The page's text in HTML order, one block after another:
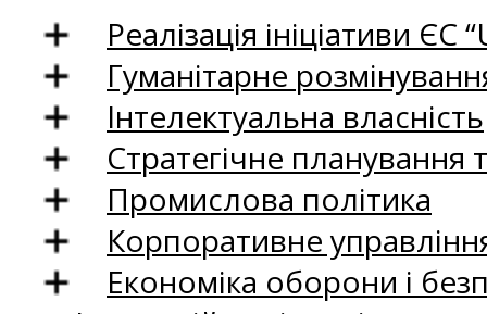
Реалізація ініціативи ЄС
Гуманітарне
Інтелектуальна власність
Стратегічне
Промислова політика
Корпоративне
Економіка оборони і